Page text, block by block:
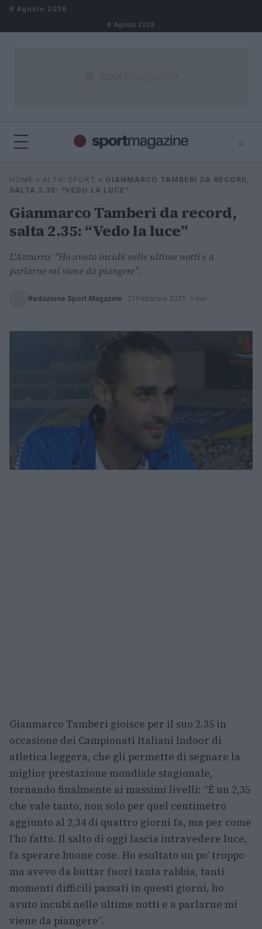
Salta al contenuto
8 Agosto 2026
8 Agosto 2026
⌕
Cerca
⌕ ×
HOME » ALTRI SPORT » GIANMARCO TAMBERI DA RECORD,
SALTA 2.35: “VEDO LA LUCE”
Gianmarco Tamberi da record,
salta 2.35: “Vedo la luce”
L'Azzurro: "Ho avuto incubi nelle ultime notti e a
parlarne mi viene da piangere".
Redazione Sport Magazine · 21 Febbraio 2021 · 1 min
Gianmarco Tamberi gioisce per il suo 2.35 in
occasione dei Campionati Italiani Indoor di
atletica leggera, che gli permette di segnare la
miglior prestazione mondiale stagionale,
tornando finalmente ai massimi livelli: “È un 2,35
che vale tanto, non solo per quel centimetro
aggiunto al 2,34 di quattro giorni fa, ma per come
l’ho fatto. Il salto di oggi lascia intravedere luce,
fa sperare buone cose. Ho esultato un po’ troppo
ma avevo da buttar fuori tanta rabbia, tanti
momenti difficili passati in questi giorni, ho
avuto incubi nelle ultime notti e a parlarne mi
viene da piangere”.